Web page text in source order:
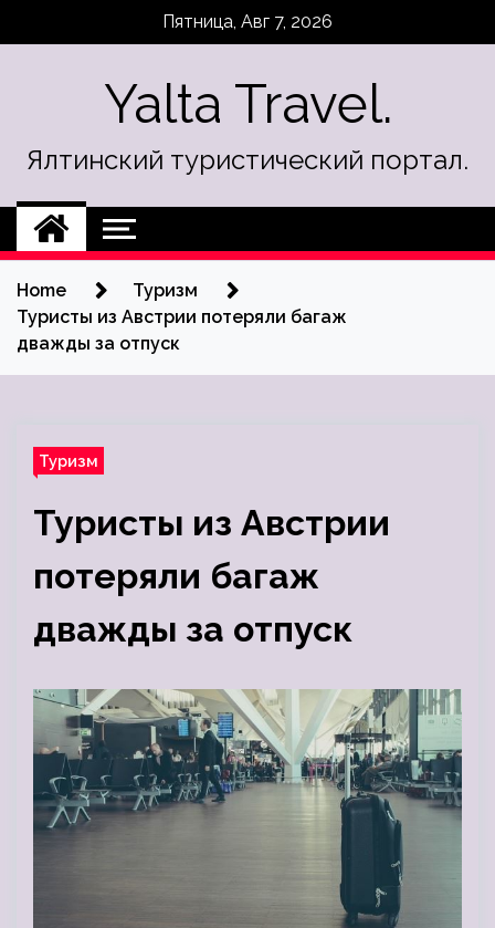
Пятница, Авг 7, 2026
Yalta Travel.
Ялтинский туристический портал.
Home
Туризм
Туристы из Австрии потеряли багаж
дважды за отпуск
Туризм
Туристы из Австрии
потеряли багаж
дважды за отпуск